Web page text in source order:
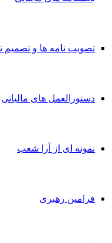
تصویب نامه ها و تصمیم
دستورالعمل های مالیاتی
نمونه ای از آرا شعب
فرامین رهبری